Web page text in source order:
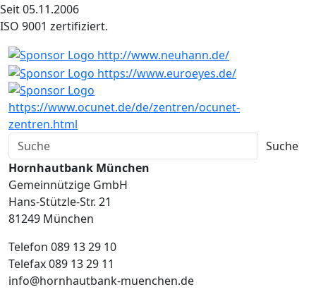
Seit 05.11.2006
ISO 9001 zertifiziert.
Hornhautbank München
Gemeinnützige GmbH
Hans-Stützle-Str. 21
81249 München
Telefon 089 13 29 10
Telefax 089 13 29 11
info@hornhautbank-muenchen.de